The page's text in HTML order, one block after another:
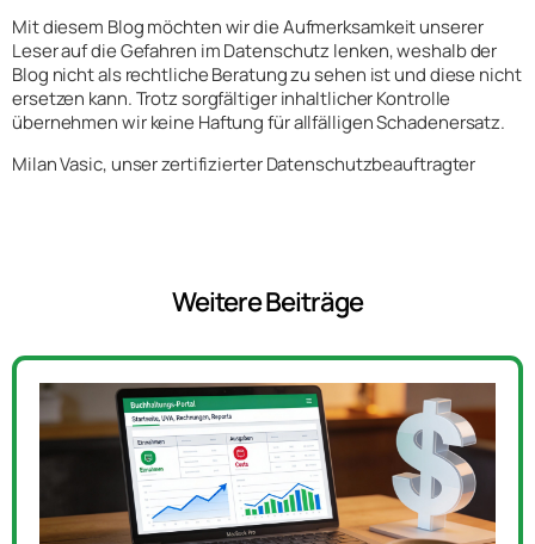
Mit diesem Blog möchten wir die Aufmerksamkeit unserer
Leser auf die Gefahren im Datenschutz lenken, weshalb der
Blog nicht als rechtliche Beratung zu sehen ist und diese nicht
ersetzen kann. Trotz sorgfältiger inhaltlicher Kontrolle
übernehmen wir keine Haftung für allfälligen Schadenersatz.
Milan Vasic, unser zertifizierter Datenschutzbeauftragter
Weitere Beiträge